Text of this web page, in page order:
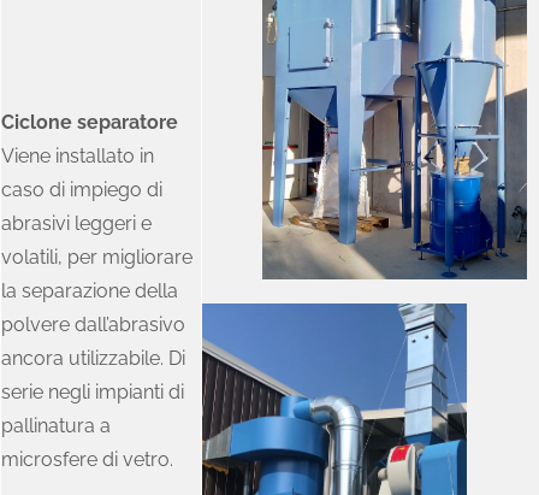
Ciclone separatore
Viene installato in
caso di impiego di
abrasivi leggeri e
volatili, per migliorare
la separazione della
polvere dall’abrasivo
ancora utilizzabile. Di
serie negli impianti di
pallinatura a
microsfere di vetro.